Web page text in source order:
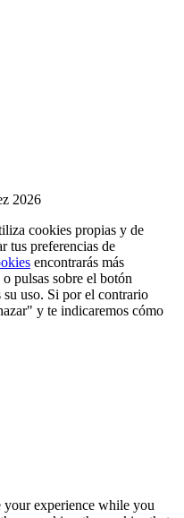
2026
cookies propias y de
tus preferencias de
encontrarás más
pulsas sobre el botón
uso. Si por el contrario
y te indicaremos cómo
your experience while you